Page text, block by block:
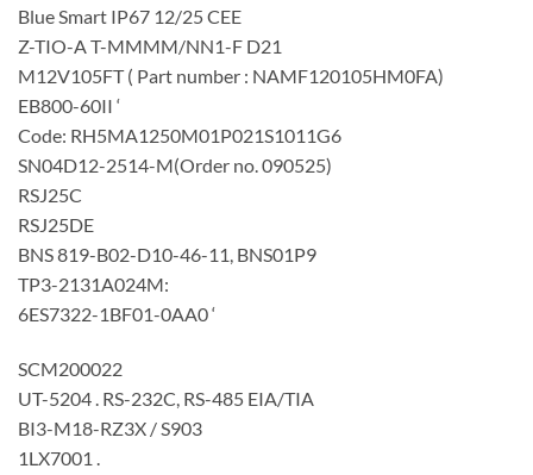
Blue Smart IP67 12/25 CEE
Z-TIO-A T-MMMM/NN1-F D21
M12V105FT ( Part number : NAMF120105HM0FA)
EB800-60II ‘
Code: RH5MA1250M01P021S1011G6
SN04D12-2514-M(Order no. 090525)
RSJ25C
RSJ25DE
BNS 819-B02-D10-46-11, BNS01P9
TP3-2131A024M:
6ES7322-1BF01-0AA0 ‘
SCM200022
UT-5204 . RS-232C, RS-485 EIA/TIA
BI3-M18-RZ3X / S903
1LX7001 .